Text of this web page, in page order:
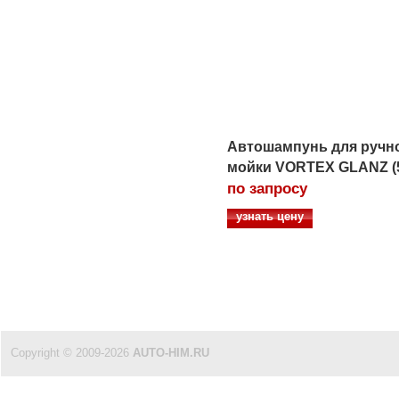
Автошампунь для
мойки VORTEX GLANZ
по запросу
узнать цену
Copyright © 2009-2026 AUTO-HIM.RU